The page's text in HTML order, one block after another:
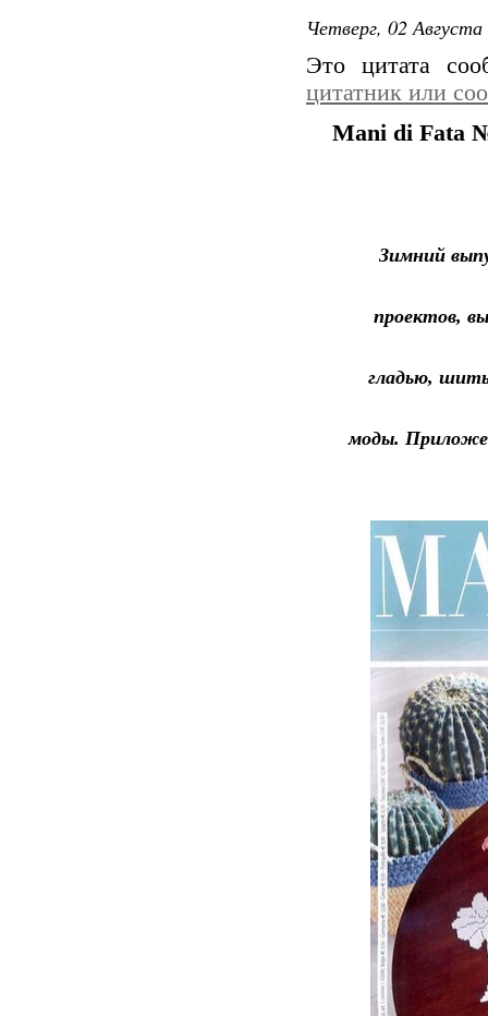
Четверг, 02
Это цитата
цитатник или
Mani di Fata
Зимний
проектов,
гладью,
моды.